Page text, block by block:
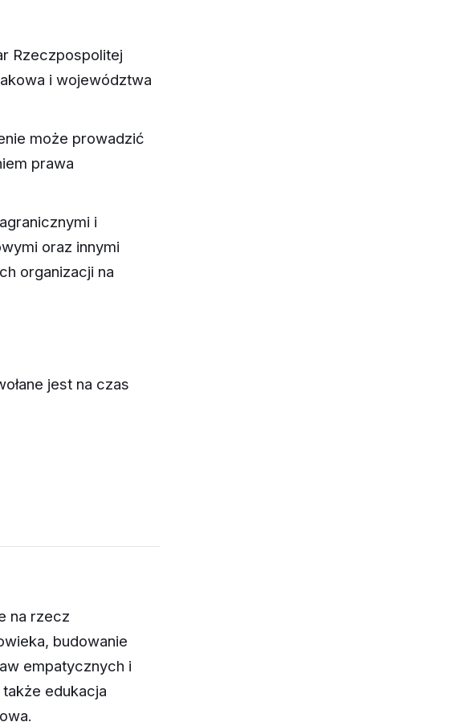
Rzeczpospolitej
i województwa
może prowadzić
prawa
i
oraz innymi
organizacji na
jest na czas
na rzecz
budowanie
empatycznych i
edukacja